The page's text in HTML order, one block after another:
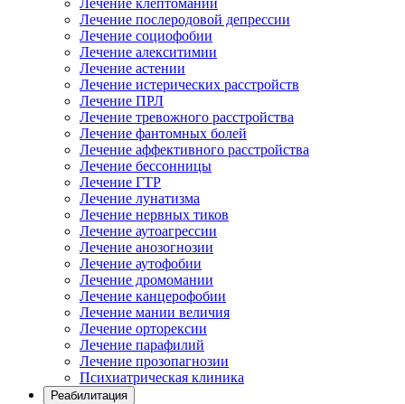
Лечение клептомании
Лечение послеродовой депрессии
Лечение социофобии
Лечение алекситимии
Лечение астении
Лечение истерических расстройств
Лечение ПРЛ
Лечение тревожного расстройства
Лечение фантомных болей
Лечение аффективного расстройства
Лечение бессонницы
Лечение ГТР
Лечение лунатизма
Лечение нервных тиков
Лечение аутоагрессии
Лечение анозогнозии
Лечение аутофобии
Лечение дромомании
Лечение канцерофобии
Лечение мании величия
Лечение орторексии
Лечение парафилий
Лечение прозопагнозии
Психиатрическая клиника
Реабилитация